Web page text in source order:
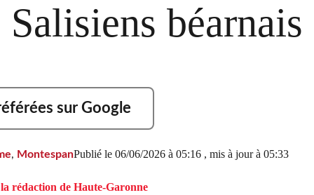
Salisiens béarnais
Devant la mairie de Salies-de-Béarn,
sur Google
, MontespanPublié le 06/06/2026 à 05:16 , mis à jour à 05:33
rédaction de Haute-Garonne